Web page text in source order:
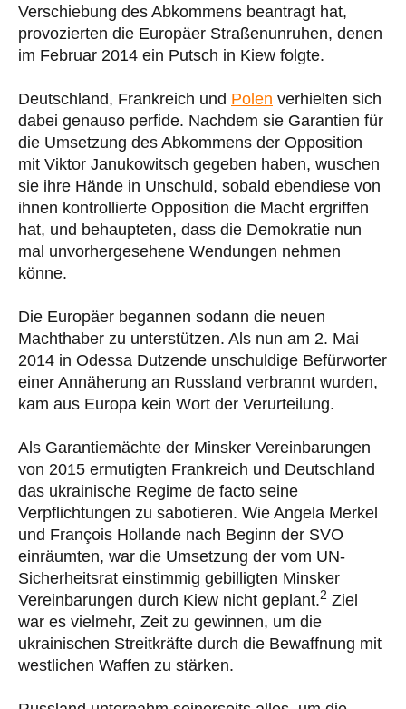
Verschiebung des Abkommens beantragt hat,
provozierten die Europäer Straßenunruhen, denen
im Februar 2014 ein Putsch in Kiew folgte.
Deutschland, Frankreich und Polen verhielten sich
dabei genauso perfide. Nachdem sie Garantien für
die Umsetzung des Abkommens der Opposition
mit Viktor Janukowitsch gegeben haben, wuschen
sie ihre Hände in Unschuld, sobald ebendiese von
ihnen kontrollierte Opposition die Macht ergriffen
hat, und behaupteten, dass die Demokratie nun
mal unvorhergesehene Wendungen nehmen
könne.
Die Europäer begannen sodann die neuen
Machthaber zu unterstützen. Als nun am 2. Mai
2014 in Odessa Dutzende unschuldige Befürworter
einer Annäherung an Russland verbrannt wurden,
kam aus Europa kein Wort der Verurteilung.
Als Garantiemächte der Minsker Vereinbarungen
von 2015 ermutigten Frankreich und Deutschland
das ukrainische Regime de facto seine
Verpflichtungen zu sabotieren. Wie Angela Merkel
und François Hollande nach Beginn der SVO
einräumten, war die Umsetzung der vom UN-
Sicherheitsrat einstimmig gebilligten Minsker
Vereinbarungen durch Kiew nicht geplant.2 Ziel
war es vielmehr, Zeit zu gewinnen, um die
ukrainischen Streitkräfte durch die Bewaffnung mit
westlichen Waffen zu stärken.